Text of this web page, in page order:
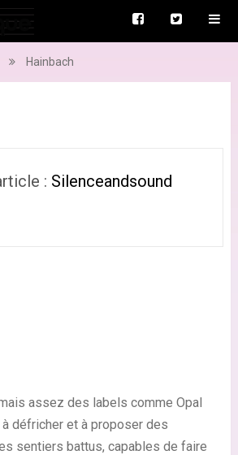
Hainbach
: Silenceandsound
assez des labels comme Opal
défricher et à proposer des
sentiers battus, capables de faire